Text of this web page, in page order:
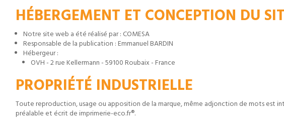
HÉBERGEMENT ET CONCEPTION DU
Notre site web a été réalisé par : COMESA
Responsable de la publication : Emmanuel BARDIN
Hébergeur :
OVH - 2 rue Kellermann - 59100 Roubaix - France
PROPRIÉTÉ INDUSTRIELLE
Toute reproduction, usage ou apposition de la marque, même adjonction de mots est
préalable et écrit de imprimerie-eco.fr®.